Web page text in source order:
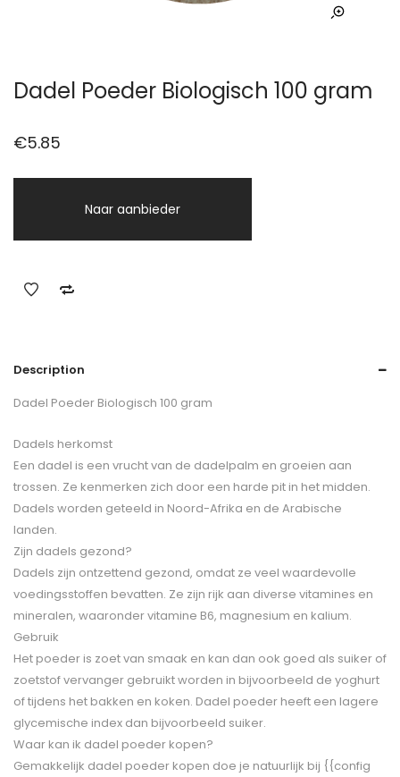
Dadel Poeder Biologisch 100 gram
€5.85
Naar aanbieder
Description
Dadel Poeder Biologisch 100 gram
Dadels herkomst
Een dadel is een vrucht van de dadelpalm en groeien aan
trossen. Ze kenmerken zich door een harde pit in het midden.
Dadels worden geteeld in Noord-Afrika en de Arabische
landen.
Zijn dadels gezond?
Dadels zijn ontzettend gezond, omdat ze veel waardevolle
voedingsstoffen bevatten. Ze zijn rijk aan diverse vitamines en
mineralen, waaronder vitamine B6, magnesium en kalium.
Gebruik
Het poeder is zoet van smaak en kan dan ook goed als suiker of
zoetstof vervanger gebruikt worden in bijvoorbeeld de yoghurt
of tijdens het bakken en koken. Dadel poeder heeft een lagere
glycemische index dan bijvoorbeeld suiker.
Waar kan ik dadel poeder kopen?
Gemakkelijk dadel poeder kopen doe je natuurlijk bij {{config